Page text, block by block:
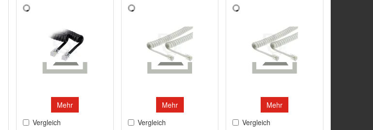
Mehr
Vergleich
Mehr
Vergleich
Mehr
Vergleich